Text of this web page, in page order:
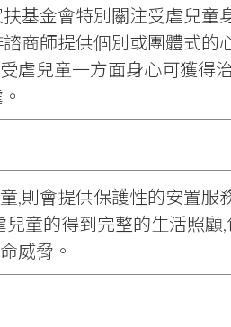
基金會特別關注受虐兒童
商師提供個別或團體式的
虐兒童一方面身心可獲得
,則會提供保護性的安置服
童的得到完整的生活照顧
威脅。